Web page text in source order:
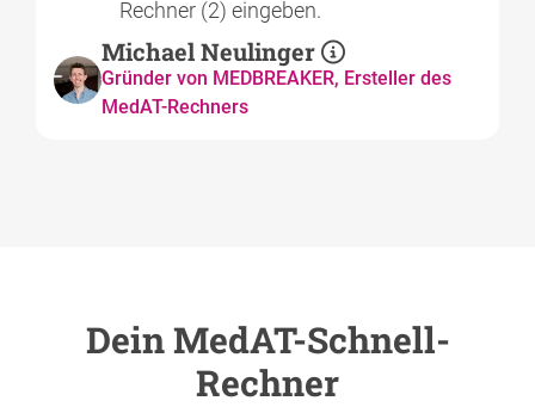
Michael Neulinger
Gründer von MEDBREAKER, Ersteller des
MedAT-Rechners
Rechner (2) eingeben.
Dein MedAT-Schnell-
Rechner